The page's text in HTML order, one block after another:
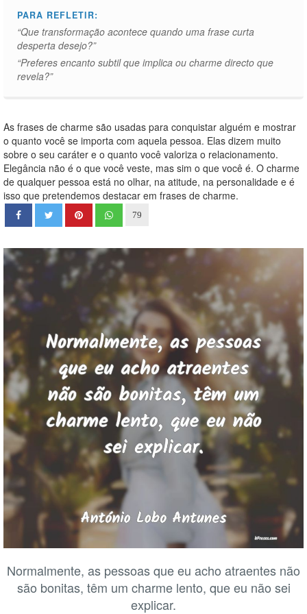
PARA REFLETIR:
“Que transformação acontece quando uma frase curta
desperta desejo?”
“Preferes encanto subtil que implica ou charme directo que
revela?”
As frases de charme são usadas para conquistar alguém e mostrar
o quanto você se importa com aquela pessoa. Elas dizem muito
sobre o seu caráter e o quanto você valoriza o relacionamento.
Elegância não é o que você veste, mas sim o que você é. O charme
de qualquer pessoa está no olhar, na atitude, na personalidade e é
isso que pretendemos destacar em frases de charme.
79
Normalmente, as pessoas que eu acho atraentes não
são bonitas, têm um charme lento, que eu não sei
explicar.